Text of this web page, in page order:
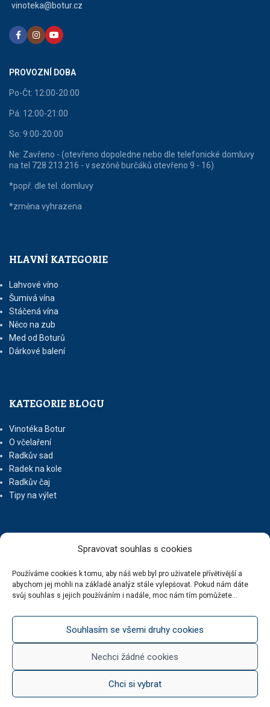
Spravovat souhlas s cookies
Používáme cookies k tomu, aby náš web byl pro uživatele přívětivější a
abychom jej mohli na základě analýz stále vylepšovat. Pokud nám dáte
svůj souhlas s jejich používáním i nadále, moc nám tím pomůžete...
Souhlasím se všemi druhy cookies
Nechci žádné cookies
Chci si vybrat
vinoteka@botur.cz
PROVOZNÍ DOBA
Po-Čt: 12:00-20:00
Pá: 12:00-21:00
So: 9:00-20:00
Ne: Zavřeno - (otevřeno dopoledne nebo dle telefonické domluvy
na tel 728 213 216 - v sezóně burčáků otevřeno 9 - 16)
*popř. dle tel. domluvy
*změna vyhrazena
HLAVNÍ KATEGORIE
Lahvové víno
Šumivá vína
Stáčená vína
Něco na zub
Med od Boturů
Dárkové balení
KATEGORIE BLOGU
Vinotéka Botur
O včelaření
Radkův sad
Radek na kole
Radkův čaj
Tipy na výlet
UŽITEČNÉ ODKAZY
Ochrana osobních údajů
Obchodní podmínky
Reklamační řád
Kde nás najdete
Kontaktní údaje